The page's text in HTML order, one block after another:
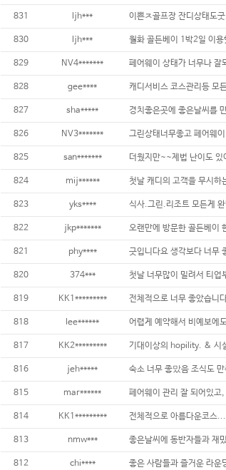
831 ljh***
830 ljh***
829 NV4*******
828 gee****
827 sha*****
826 NV3*******
825 san*******
824 mij******
823 yks****
822 jkp*******
821 phy****
820 374***
819 KK1*********
818 lee******
817 KK2*********
816 jeh*****
815 mar******
814 KK1********* 전체적으로 아름다운코스...
813 nmw***
812 chi****